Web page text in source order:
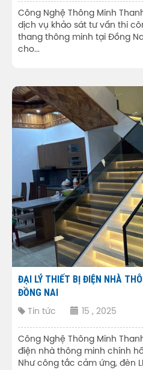
Công Nghệ Thông Minh
dịch vụ khảo sát tư vấn thi
thang thông minh tại Đồng
cho...
ĐẠI LÝ THIẾT BỊ ĐIỆN NHÀ
ĐỒNG NAI
Tin tức 15 , 2025
Công Nghệ Thông Minh
điện nhà thông minh chính
Như công tắc cảm ứng, đèn